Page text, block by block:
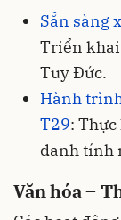
Sẵn sàng
Triển khai
Tuy Đức.
Hành
T29:
danh tính
Văn hóa –